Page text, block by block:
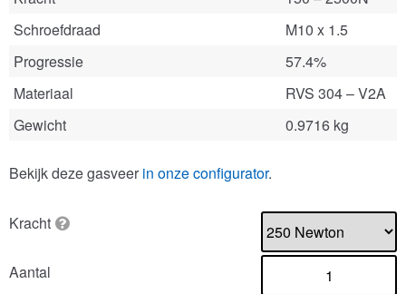
Schroefdraad
M10 x 1.5
Progressie
57.4%
Materiaal
RVS 304 – V2A
Gewicht
0.9716 kg
Bekijk deze gasveer in onze configurator.
Kracht
Aantal